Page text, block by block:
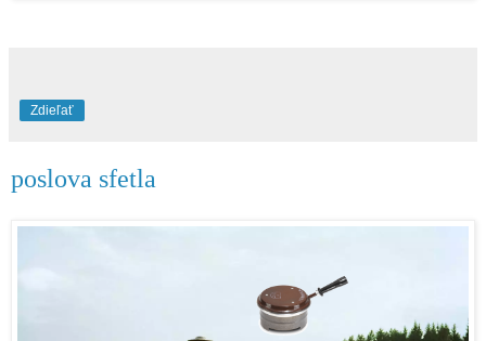
Zdieľať
poslova sfetla